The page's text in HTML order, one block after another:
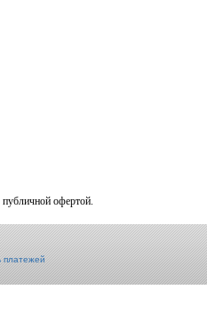
офертой.
платежей